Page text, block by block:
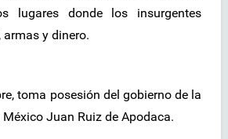
lugares donde los insurgentes
y dinero.
toma posesión del gobierno de la
México Juan Ruiz de Apodaca.